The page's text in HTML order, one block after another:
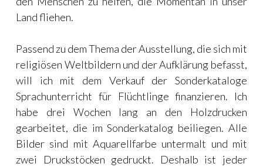
Land fliehen.
Passend zu dem Thema der Ausstellung, die sich mit
religiösen Weltbildern und der Aufklärung befasst,
will ich mit dem Verkauf der Sonderkataloge
Sprachunterricht für Flüchtlinge finanzieren. Ich
habe drei Wochen lang an den Holzdrucken
gearbeitet, die im Sonderkatalog beiliegen. Alle
Bilder sind mit Aquarellfarbe untermalt und mit
zwei Druckstöcken gedruckt. Deshalb ist jeder